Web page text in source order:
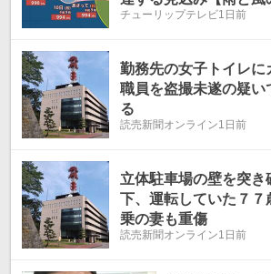
ン】
チューリップテレビ1日前
勤務先の女子トイレに
職員を盗撮未遂の疑
る
読売新聞オンライン1日前
立体駐車場の壁を突き
下、運転していた７
乗の妻も重傷
読売新聞オンライン1日前